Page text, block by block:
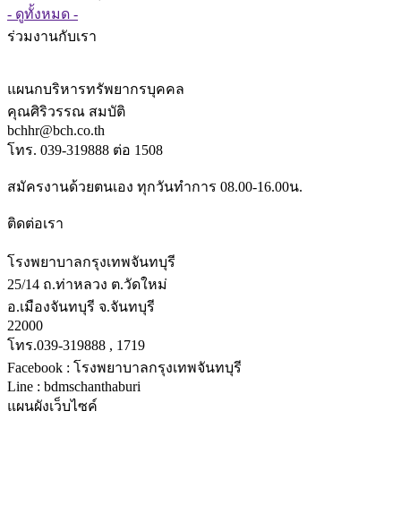
- ดูทั้งหมด -
ร่วมงานกับเรา
แผนกบริหารทรัพยากรบุคคล
คุณศิริวรรณ สมบัติ
bchhr@bch.co.th
โทร. 039-319888 ต่อ 1508
สมัครงานด้วยตนเอง ทุกวันทำการ 08.00-16.00น.
ติดต่อเรา
โรงพยาบาลกรุงเทพจันทบุรี
25/14 ถ.ท่าหลวง ต.วัดใหม่
อ.เมืองจันทบุรี จ.จันทบุรี
22000
โทร.039-319888 , 1719
Facebook : โรงพยาบาลกรุงเทพจันทบุรี
Line : bdmschanthaburi
แผนผังเว็บไซค์